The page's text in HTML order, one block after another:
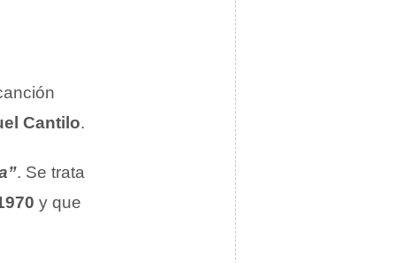
Cantilo.
. Se trata
y que